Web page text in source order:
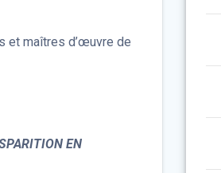
et maîtres d’œuvre de
EN